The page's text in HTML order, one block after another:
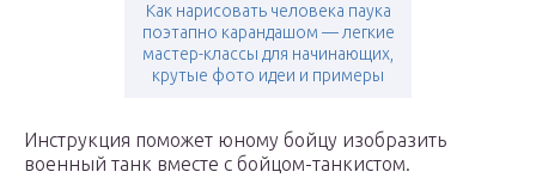
Как нарисовать человека паука
поэтапно карандашом — легкие
мастер-классы для начинающих,
крутые фото идеи и примеры
Инструкция поможет юному бойцу изобразить
военный танк вместе с бойцом-танкистом.